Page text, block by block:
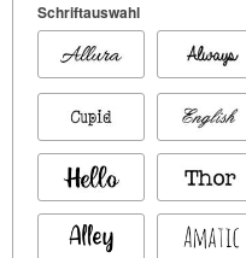
Schriftauswahl